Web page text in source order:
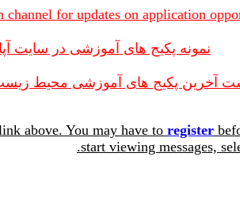
channel for updates on application
نمونه پکیج های آموزشی در سایت
آخرین پکیج های آموزشی محیط
above. You may have to register
start viewing messages,